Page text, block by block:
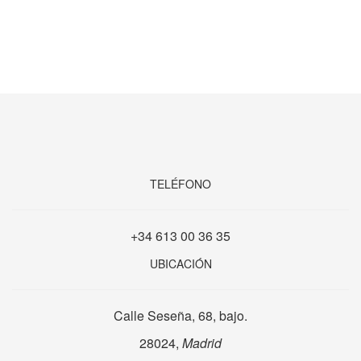
TELÉFONO
+34 613 00 36 35
UBICACIÓN
Calle Seseña, 68, bajo.
28024, Madrid